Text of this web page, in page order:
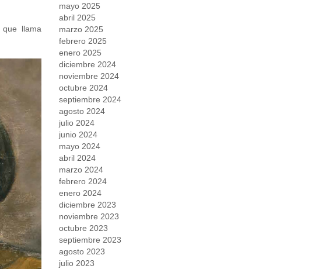
llama
mayo 2025
abril 2025
marzo 2025
febrero 2025
enero 2025
diciembre 2024
noviembre 2024
octubre 2024
septiembre 2024
agosto 2024
julio 2024
junio 2024
mayo 2024
abril 2024
marzo 2024
febrero 2024
enero 2024
diciembre 2023
noviembre 2023
octubre 2023
septiembre 2023
agosto 2023
julio 2023